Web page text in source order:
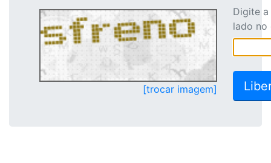
[trocar imagem]
Digite
lado no